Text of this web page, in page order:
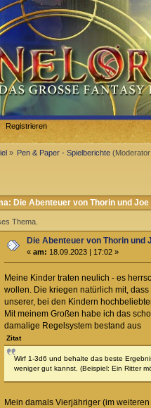
Registrieren
» Pen & Paper - Spielberichte
Die Abenteuer von Thorin und
Thema.
Die Abenteuer von Thorin und
«am: 18.09.2023 | 17:02 »
Meine Kinder traten neulich - es
wollen. Die kriegen natürlich mit,
unserer, bei den Kindern
Mit meinem Großen habe ich das
damalige Regelsystem bestand aus
Zitat
Wirf 1-3d6 und behalte das beste
weniger gut kannst. (Beispiel: Ein Ritter
Mein damals Vierjähriger (im